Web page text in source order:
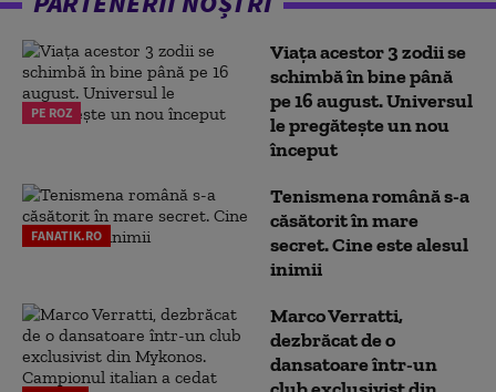
PE ROZ
Viața acestor 3 zodii se
schimbă în bine până
pe 16 august. Universul
le pregătește un nou
început
FANATIK.RO
Tenismena română s-a
căsătorit în mare
secret. Cine este alesul
inimii
Marco Verratti,
dezbrăcat de o
dansatoare într-un